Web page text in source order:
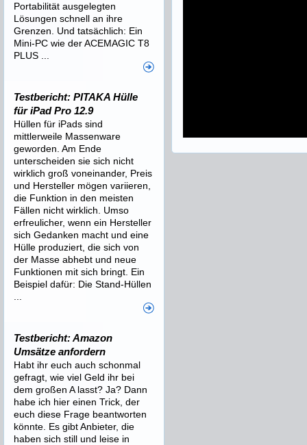
Portabilität ausgelegten
Lösungen schnell an ihre
Grenzen. Und tatsächlich: Ein
Mini-PC wie der ACEMAGIC T8
PLUS ...
Testbericht: PITAKA Hülle
für iPad Pro 12.9
Hüllen für iPads sind
mittlerweile Massenware
geworden. Am Ende
unterscheiden sie sich nicht
wirklich groß voneinander, Preis
und Hersteller mögen variieren,
die Funktion in den meisten
Fällen nicht wirklich. Umso
erfreulicher, wenn ein Hersteller
sich Gedanken macht und eine
Hülle produziert, die sich von
der Masse abhebt und neue
Funktionen mit sich bringt. Ein
Beispiel dafür: Die Stand-Hüllen
Testbericht: Amazon
Umsätze anfordern
Habt ihr euch auch schonmal
gefragt, wie viel Geld ihr bei
dem großen A lasst? Ja? Dann
habe ich hier einen Trick, der
euch diese Frage beantworten
könnte. Es gibt Anbieter, die
haben sich still und leise in